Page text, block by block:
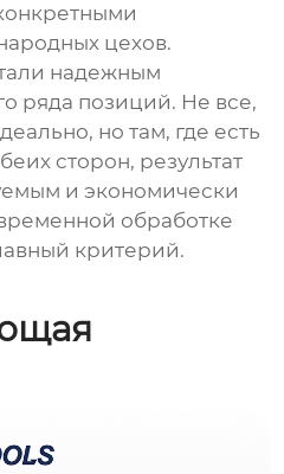
цехов.
надежным
ряда позиций. Не все,
но там, где есть
сторон, результат
и экономически
обработке
критерий.